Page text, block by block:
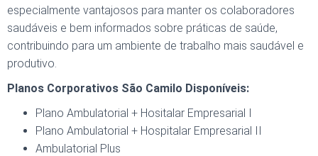
especialmente vantajosos para manter os colaboradores
saudáveis e bem informados sobre práticas de saúde,
contribuindo para um ambiente de trabalho mais saudável e
produtivo.
Planos Corporativos São Camilo Disponíveis:
Plano Ambulatorial + Hositalar Empresarial I
Plano Ambulatorial + Hospitalar Empresarial II
Ambulatorial Plus